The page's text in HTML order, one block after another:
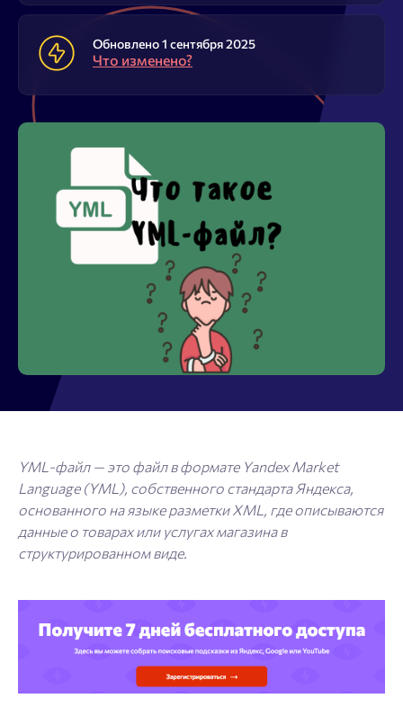
Блог
SEO продвижение
Попробовать бесплатно
Обновлено 1 сентября 2025
Что изменено?
YML-файл — это файл в формате Yandex Market
Language (YML), собственного стандарта Яндекса,
основанного на языке разметки XML, где описываются
данные о товарах или услугах магазина в
структурированном виде.